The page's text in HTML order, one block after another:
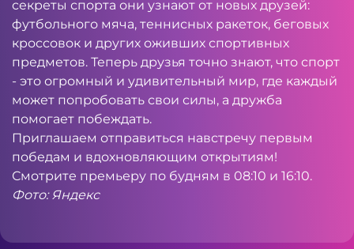
секреты спорта они узнают от новых друзей:
футбольного мяча, теннисных ракеток, беговых
кроссовок и других оживших спортивных
предметов. Теперь друзья точно знают, что спорт
- это огромный и удивительный мир, где каждый
может попробовать свои силы, а дружба
помогает побеждать.
Приглашаем отправиться навстречу первым
победам и вдохновляющим открытиям!
Смотрите премьеру по будням в 08:10 и 16:10.
Фото: Яндекс